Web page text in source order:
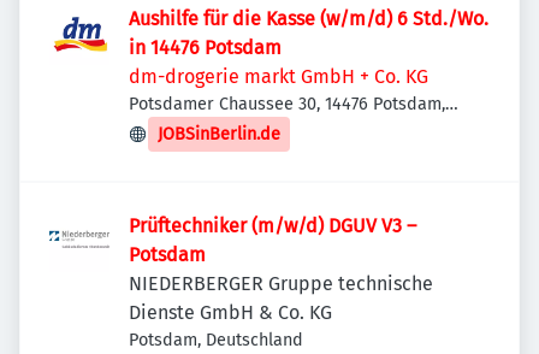
Aushilfe für die Kasse (w/m/d) 6 Std./Wo.
in 14476 Potsdam
dm-drogerie markt GmbH + Co. KG
Potsdamer Chaussee 30, 14476 Potsdam,
Deutschland
JOBSinBerlin.de
Prüftechniker (m/w/d) DGUV V3 –
Potsdam
NIEDERBERGER Gruppe technische
Dienste GmbH & Co. KG
Potsdam, Deutschland